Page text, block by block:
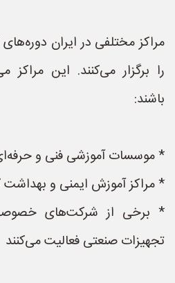
مراکز مختلفی در ایران
را برگزار می‌کنند. این مراکز
باشند:
* موسسات آموزشی فنی و
* مراکز آموزش ایمنی و بهداشت
* برخی از شرکت‌های
تجهیزات صنعتی فعالیت می‌کنند